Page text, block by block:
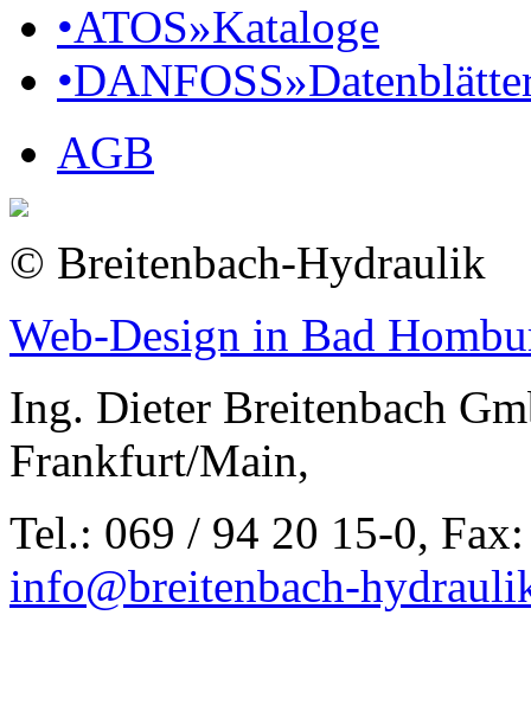
•ATOS»Kataloge
AGB
© Breitenbach-Hydraulik
Web-Design in Bad
Ing. Dieter Breitenbach
Frankfurt/Main,
Tel.: 069 / 94 20 15-0,
info@breitenbach-